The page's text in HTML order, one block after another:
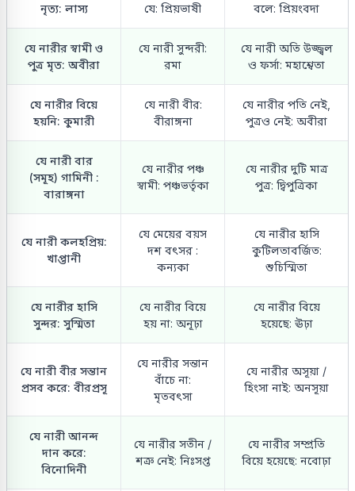
নৃত্য: লাস্য
যে: প্রিয়ভাষী
বলে: প্রিয়ংবদা
যে নারীর স্বামী ও
পুত্র মৃত: অবীরা
যে নারী সুন্দরী:
রমা
যে নারী অতি উজ্জ্বল
ও ফর্সা: মহাশ্বেতা
যে নারীর বিয়ে
হয়নি: কুমারী
যে নারী বীর:
বীরাঙ্গনা
যে নারীর পতি নেই,
পুত্রও নেই: অবীরা
যে নারী বার
(সমূহ) গামিনী :
বারাঙ্গনা
যে নারীর পঞ্চ
স্বামী: পঞ্চভর্তৃকা
যে নারীর দুটি মাত্র
পুত্র: দ্বিপুত্রিকা
যে নারী কলহপ্রিয়:
খাপ্তানী
যে মেয়ের বয়স
দশ বৎসর :
কন্যকা
যে নারীর হাসি
কুটিলতাবর্জিত:
শুচিস্মিতা
যে নারীর হাসি
সুন্দর: সুস্মিতা
যে নারীর বিয়ে
হয় না: অনূঢ়া
যে নারীর বিয়ে
হয়েছে: ঊঢ়া
যে নারী বীর সন্তান
প্রসব করে: বীরপ্রসূ
যে নারীর সন্তান
বাঁচে না:
মৃতবৎসা
যে নারীর অসূয়া /
হিংসা নাই: অনসূয়া
যে নারী আনন্দ
দান করে:
বিনোদিনী
যে নারীর সতীন /
শত্রু নেই: নিঃসপ্ত
যে নারীর সম্প্রতি
বিয়ে হয়েছে: নবোঢ়া